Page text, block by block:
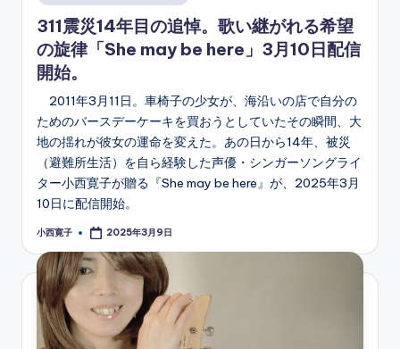
in
311震災14年目の追悼。歌い継がれる希望
の旋律「She may be here」3月10日配信
開始。
2011年3月11日。車椅子の少女が、海沿いの店で自分の
ためのバースデーケーキを買おうとしていたその瞬間、大
地の揺れが彼女の運命を変えた。あの日から14年、被災
（避難所生活）を自ら経験した声優・シンガーソングライ
ター小西寛子が贈る『She may be here』が、2025年3月
10日に配信開始。
Posted
小西寛子 2025年3月9日